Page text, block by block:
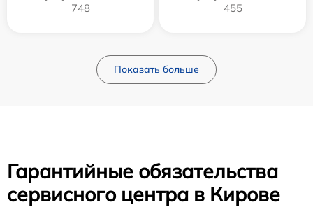
748
455
Показать больше
Гарантийные обязательства
сервисного центра в Кирове